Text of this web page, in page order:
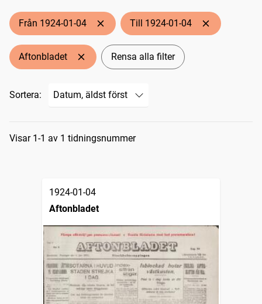
Från 1924-01-04 Till 1924-01-04
Aftonbladet Rensa alla filter
Sortera:
Sökresultat
Visar 1-1 av 1 tidningsnummer
1924-01-04
Aftonbladet